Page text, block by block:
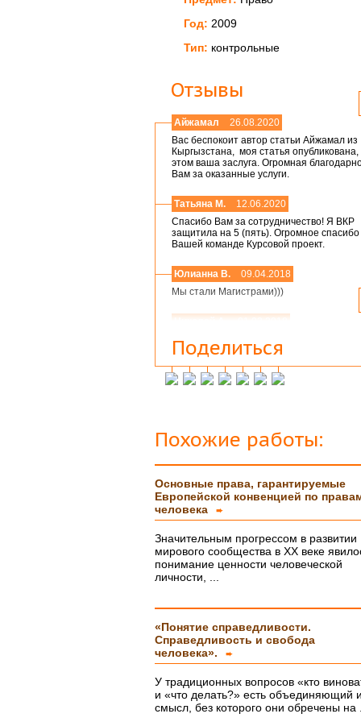
Год: 2009
Тип: контрольные
Отзывы
Айжамал
26.08.2020
Вас беспокоит автор статьи Айжамал из
Кыргызстана, моя статья опубликована,
этом ваша заслуга. Огромная
Вам за оказанные услуги.
Татьяна М.
12.06.2020
Спасибо Вам за сотрудничество! Я ВКР
защитила на 5 (пять). Огромное
Вашей команде Курсовой проект.
Юлианна В.
09.04.2018
Мы стали Магистрами)))
Мария,добрый день! Спасибо большое.
Защитился на 4!всего доброго
Инна М.
14.03.2018
защитилась на 4!!!! Отзыв на сайт
прикреплю,друзьям и знакомым буду Вас
Ольга С.
09.02.2018
Курсовая на "5"! Спасибо огромное!!!
После новогодних праздников буду
Ксения
16.01.2018
Спасибо большое!!! Очень приятно с
сотрудничать!
Светлана, добрый день! Хочу сказать
Вашим сотрудникам огромное спасибо за
курсовую работу!!! оценили на \5\!))
Буду еще к Вам обращаться!!
Вера
07.03.18
Поделиться
Похожие работы:
Основные права, гарантируемые
Европейской конвенцией по
человека
➨
Значительным прогрессом в развитии
мирового сообщества в XX веке
понимание ценности человеческой
личности, ...
«Понятие справедливости.
Справедливость и свобода
человека».
➨
У традиционных вопросов «кто
и «что делать?» есть объединяющий
смысл, без которого они обречены на